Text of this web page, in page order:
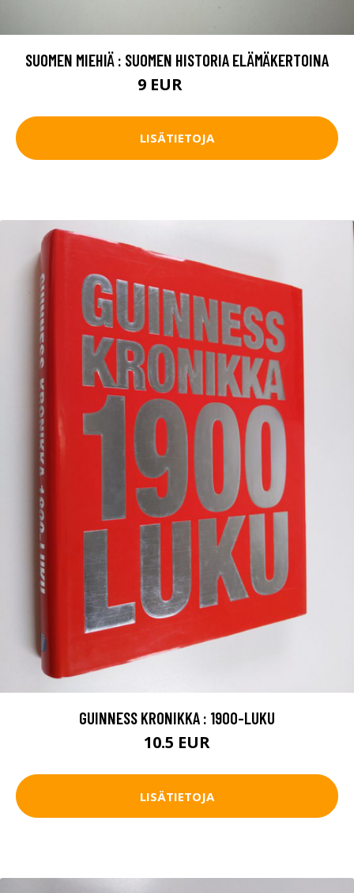
SUOMEN MIEHIÄ : SUOMEN HISTORIA ELÄMÄKERTOINA
9 EUR
LISÄTIETOJA
GUINNESS KRONIKKA : 1900-LUKU
10.5 EUR
LISÄTIETOJA